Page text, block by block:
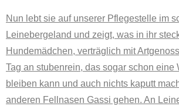
Nun lebt sie auf unserer Pflegestelle im
Leinebergeland und zeigt, was in ihr
Hundemädchen, verträglich mit
Tag an stubenrein, das sogar schon eine
bleiben kann und auch nichts kaputt
anderen Fellnasen Gassi gehen. An